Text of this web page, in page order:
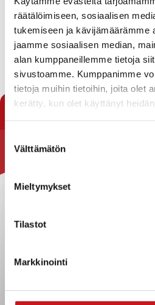
räätälöimiseen, sosiaalisen
tukemiseen ja kävijämäärämme
jaamme sosiaalisen median,
alan kumppaneillemme tietoja
sivustoamme. Kumppanimme
tietoja muihin tietoihin, joita olet
kerätty, kun olet käyttänyt
valinta
Välttämätön
Mieltymykset
Tilastot
Markkinointi
Rautalammin uimahallilla ei
7.1.2021 henkilöstövajeen vuoksi.
Pahoittelut.
« Uutishuone
Yhteystiedot
Strategiat, ohjelmat, ohjeet,
sopimukset
Evästeet